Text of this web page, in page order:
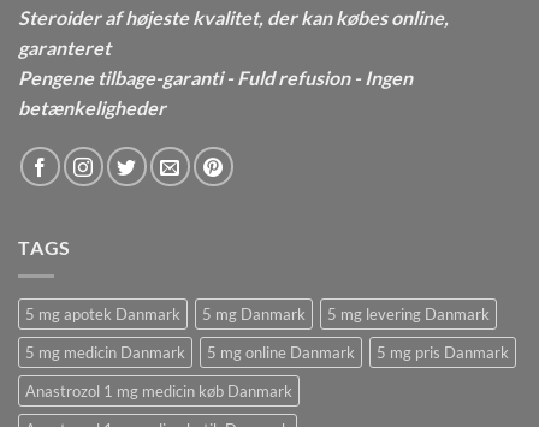
Steroider af højeste kvalitet, der kan købes online,
garanteret
Pengene tilbage-garanti - Fuld refusion - Ingen
betænkeligheder
TAGS
5 mg apotek Danmark 5 mg Danmark
5 mg levering Danmark
5 mg medicin Danmark
5 mg online Danmark
5 mg pris Danmark
Anastrozol 1 mg medicin køb Danmark